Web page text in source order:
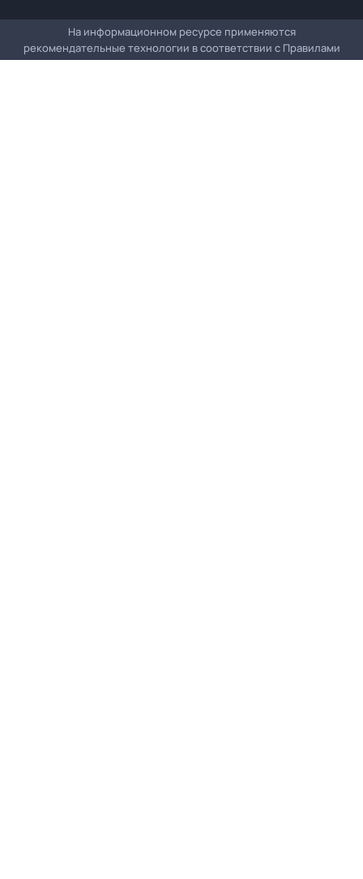
На информационном ресурсе применяются
рекомендательные технологии в соответствии с Правилами